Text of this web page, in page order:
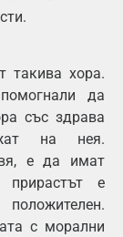
такива хора.
да
със здрава
на нея.
е да имат
е
с морални